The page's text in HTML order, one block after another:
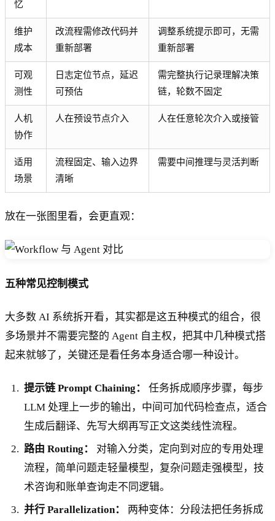
忆
维护
成本
改流程需修改代码并
重新部署
调整系统提示即可，无需
重新部署
可观
测性
日志定位节点，延迟
可预估
需完整执行记录理解决策
链，轮数不固定
人机
协作
人在预设节点介入 人在任意轮次介入或接管
适用
场景
流程固定、输入边界
清晰
需要中间推理与灵活判断
放在一张图里看，会更直观：
五种常见控制模式
大多数 AI 系统拆开看，其实都是这五种模式的组合，很
多场景并不需要完整的 Agent 自主权，把其中几种模式搭
起来就够了，关键还是看任务本身适合哪一种设计。
提示链 Prompt Chaining：
任务拆成顺序步骤，每步
LLM 处理上一步的输出，中间可加代码检查点，适合
生成后翻译、先写大纲再写正文这类线性流程。
路由 Routing：
对输入分类，定向到对应的专用处理
流程，简单问题走轻量模型，复杂问题走强模型，技
术咨询和账单查询走不同逻辑。
并行 Parallelization：
两种变体：分段法把任务拆成